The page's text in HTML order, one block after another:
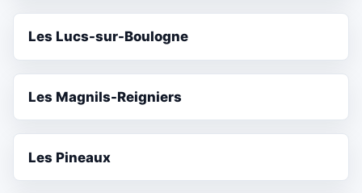
Les Lucs-sur-Boulogne
Les Magnils-Reigniers
Les Pineaux